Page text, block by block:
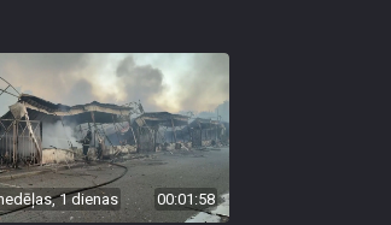
1 dienas 00:01:58